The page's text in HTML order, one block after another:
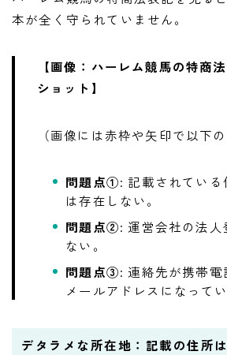
本が全く守られていません。
【画像：ハーレム競馬の特商
ショット】
（画像には赤枠や矢印で以下
問題点①: 記載されている
は存在しない。
問題点②: 運営会社の法人
ない。
問題点③: 連絡先が携帯電
メールアドレスになってい
デタラメな所在地：記載の住所